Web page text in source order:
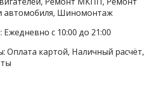
автомобиля, Шиномонтаж
с 10:00 до 21:00
Оплата картой, Наличный расчёт,